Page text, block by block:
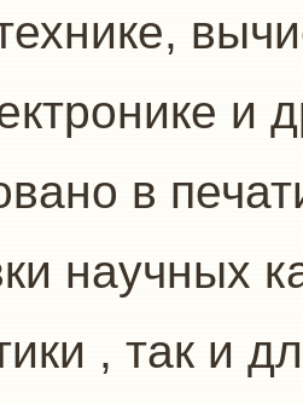
и
в
научных
, так и